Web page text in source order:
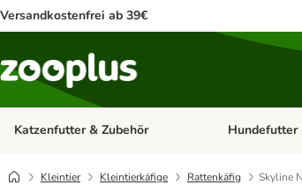
Versandkostenfrei ab 39€
Katzenfutter & Zubehör Kategorie-
Hundefutter
Kleintier Kleintierkäfige Rattenkäfig Skyline